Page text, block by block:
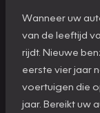
Wanneer uw
van de leeftijd
rijdt. Nieuwe
eerste vier jaar
voertuigen die
jaar. Bereikt uw